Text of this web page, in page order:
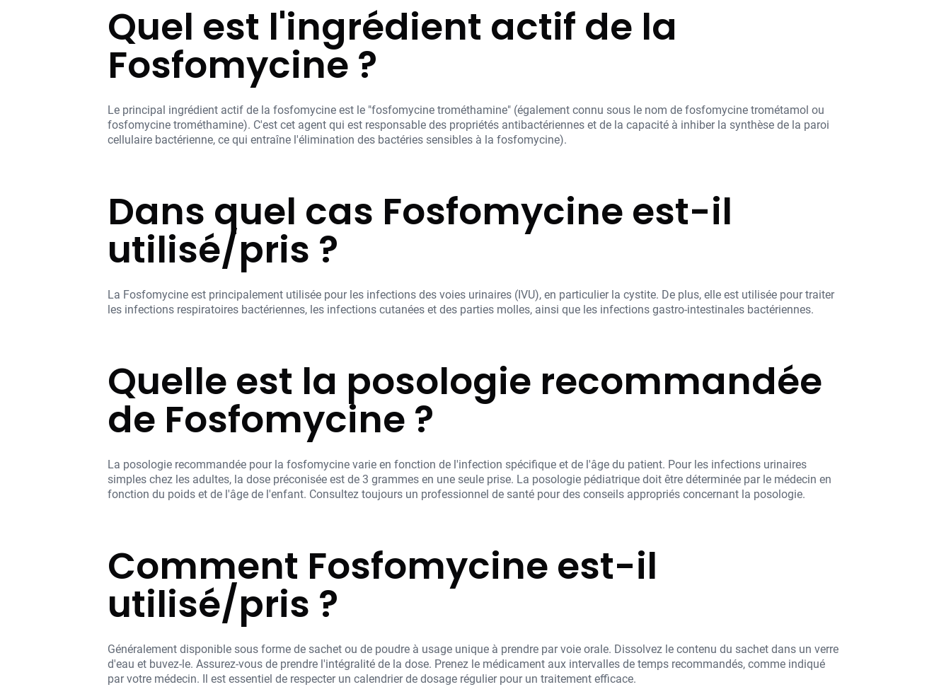
Quel est l'ingrédient actif de la
Fosfomycine ?
Le principal ingrédient actif de la fosfomycine est le "fosfomycine trométhamine" (également connu sous le nom de fosfomycine trométamol ou
fosfomycine trométhamine). C'est cet agent qui est responsable des propriétés antibactériennes et de la capacité à inhiber la synthèse de la paroi
cellulaire bactérienne, ce qui entraîne l'élimination des bactéries sensibles à la fosfomycine).
Dans quel cas Fosfomycine est-il
utilisé/pris ?
La Fosfomycine est principalement utilisée pour les infections des voies urinaires (IVU), en particulier la cystite. De plus, elle est utilisée pour traiter
les infections respiratoires bactériennes, les infections cutanées et des parties molles, ainsi que les infections gastro-intestinales bactériennes.
Quelle est la posologie recommandée
de Fosfomycine ?
La posologie recommandée pour la fosfomycine varie en fonction de l'infection spécifique et de l'âge du patient. Pour les infections urinaires
simples chez les adultes, la dose préconisée est de 3 grammes en une seule prise. La posologie pédiatrique doit être déterminée par le médecin en
fonction du poids et de l'âge de l'enfant. Consultez toujours un professionnel de santé pour des conseils appropriés concernant la posologie.
Comment Fosfomycine est-il
utilisé/pris ?
Généralement disponible sous forme de sachet ou de poudre à usage unique à prendre par voie orale. Dissolvez le contenu du sachet dans un verre
d'eau et buvez-le. Assurez-vous de prendre l'intégralité de la dose. Prenez le médicament aux intervalles de temps recommandés, comme indiqué
par votre médecin. Il est essentiel de respecter un calendrier de dosage régulier pour un traitement efficace.